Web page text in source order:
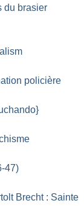
du brasier
policière
47)
Brecht : Sainte